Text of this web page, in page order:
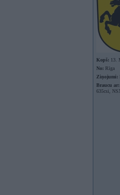
Kopš: 13.
No: Rīga
Ziņojumi:
Braucu ar:
635csi,